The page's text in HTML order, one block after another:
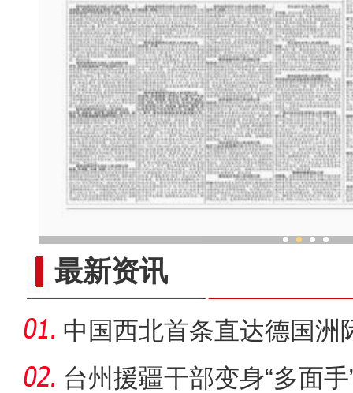
最新资讯
中国西北首条直达德国洲
台州援疆干部变身“多面